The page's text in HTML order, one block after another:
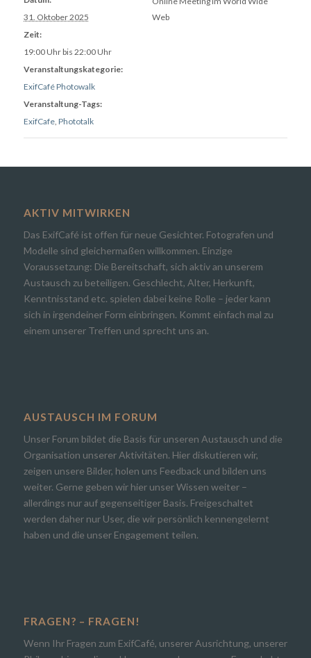
31. Oktober 2025
Zeit:
19:00 Uhr bis 22:00 Uhr
Veranstaltungskategorie:
ExifCafé Photowalk
Veranstaltung-Tags:
ExifCafe, Phototalk
Web
AKTIV MITWIRKEN
Das ExifCafé ist offen für neue Gesichter. Fotografen und
Modelle sind gleichermaßen willkommen. Einzige
Voraussetzung: Die Bereitschaft, sich aktiv an unserem
Austausch zu beteiligen. Geschlecht, Alter, Herkunft,
Kenntnisstand etc. spielen dabei keine Rolle – jeder kann
sich in irgendeiner Form einbringen. Kommt einfach mal zu
einem unserer Treffen und sprecht uns an.
AUSTAUSCH IM FORUM
Unser Forum bildet die Basis für unseren Austausch und die
Organisation unserer Aktivitäten. Hier diskutieren wir,
zeigen unsere Bilder, holen uns Feedback und bilden uns
weiter. Gerne geben wir hier unser Wissen weiter –
allerdings nur auf gegenseitiger Basis. Freigeschaltet
werden daher nur User, die wir persönlich kennengelernt
haben und die unser Engagement teilen.
FRAGEN? – FRAGEN!
Wenn Ihr Fragen zum ExifCafé, unserer Ausrichtung, unserer